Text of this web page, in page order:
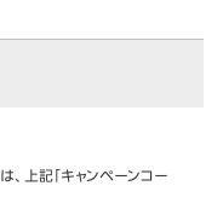
上記「キャンペーンコー